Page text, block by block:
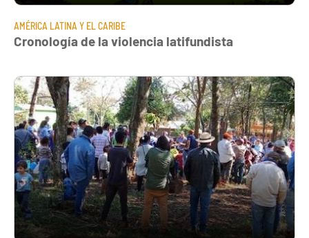
AMÉRICA LATINA Y EL CARIBE
Cronología de la violencia latifundista